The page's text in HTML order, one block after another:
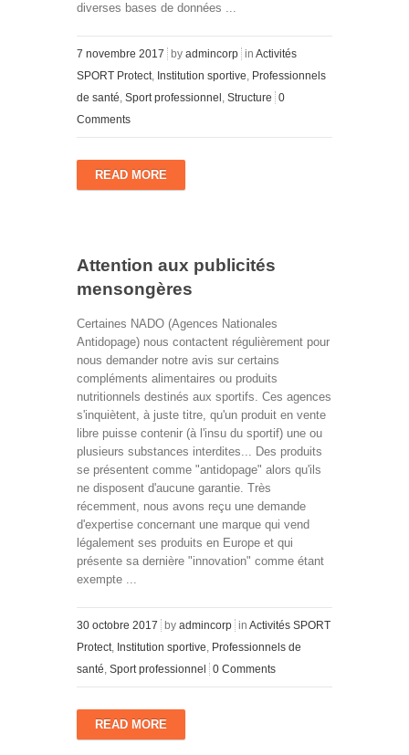
diverses bases de données ...
7 novembre 2017 by admincorp in Activités
SPORT Protect, Institution sportive, Professionnels
de santé, Sport professionnel , Structure 0
Comments
READ MORE
Attention aux publicités
mensongères
Certaines NADO (Agences Nationales
Antidopage) nous contactent régulièrement pour
nous demander notre avis sur certains
compléments alimentaires ou produits
nutritionnels destinés aux sportifs. Ces agences
s'inquiètent, à juste titre, qu'un produit en vente
libre puisse contenir (à l'insu du sportif) une ou
plusieurs substances interdites... Des produits
se présentent comme "antidopage" alors qu'ils
ne disposent d'aucune garantie. Très
récemment, nous avons reçu une demande
d'expertise concernant une marque qui vend
légalement ses produits en Europe et qui
présente sa dernière "innovation" comme étant
exempte ...
30 octobre 2017 by admincorp in Activités SPORT
Protect, Institution sportive, Professionnels de
santé, Sport professionnel 0 Comments
READ MORE